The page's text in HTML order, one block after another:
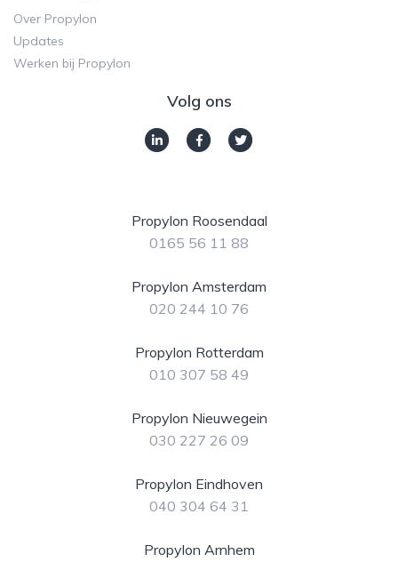
Over Propylon
Updates
Werken bij Propylon
Volg ons
Propylon Roosendaal
0165 56 11 88
Propylon Amsterdam
020 244 10 76
Propylon Rotterdam
010 307 58 49
Propylon Nieuwegein
030 227 26 09
Propylon Eindhoven
040 304 64 31
Propylon Arnhem